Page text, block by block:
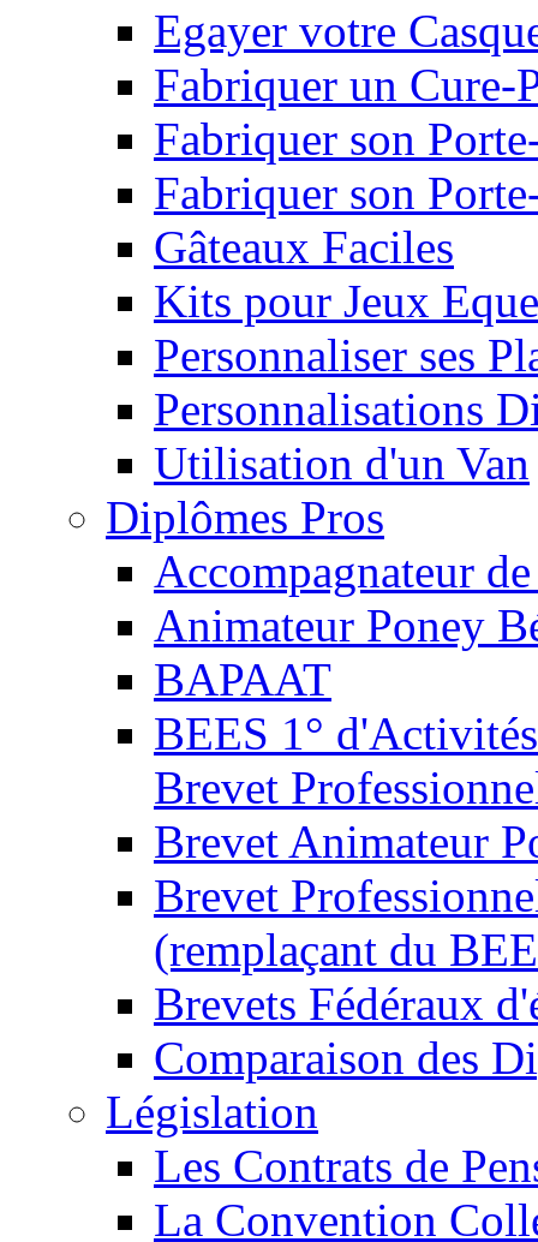
Egayer votre
Fabriquer un Cure-
Fabriquer son
Fabriquer son
Gâteaux Faciles
Kits pour Jeux
Personnaliser ses
Personnalisations
Utilisation d'un Van
Diplômes Pros
Accompagnateur
Animateur Poney
BAPAAT
BEES 1°
Brevet
Brevet Animateur
Brevet
(remplaçant du
Brevets Fédéraux
Comparaison des
Législation
Les Contrats de
La Convention